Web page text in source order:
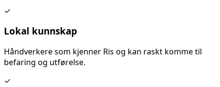
✓
Lokal kunnskap
Håndverkere som kjenner Ris og kan raskt komme til
befaring og utførelse.
✓